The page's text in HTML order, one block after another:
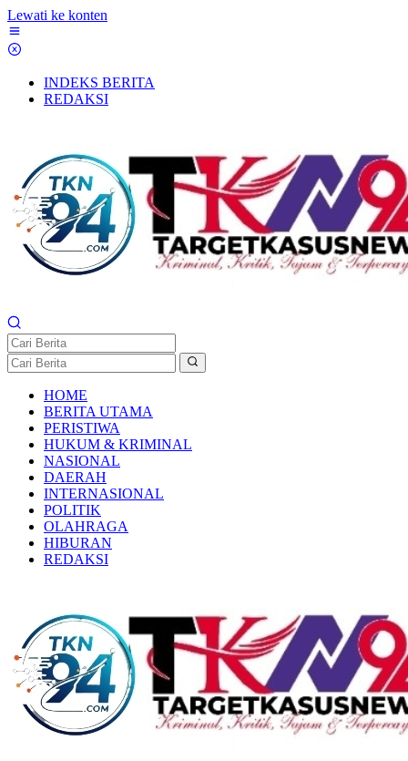
Lewati ke konten
INDEKS BERITA
REDAKSI
HOME
BERITA UTAMA
PERISTIWA
HUKUM & KRIMINAL
NASIONAL
DAERAH
INTERNASIONAL
POLITIK
OLAHRAGA
HIBURAN
REDAKSI